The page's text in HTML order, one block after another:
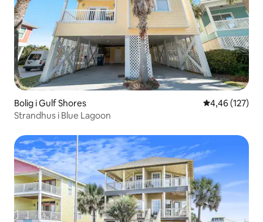
Bolig i Gulf Shores 4,46 ud af 5 i
4,46 (127)
Strandhus i Blue Lagoon